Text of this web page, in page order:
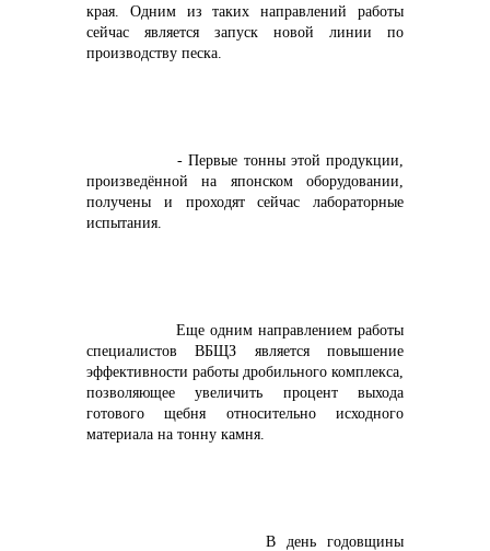
края. Одним из таких направлений работы
сейчас является запуск новой линии по
производству песка.
- Первые тонны этой продукции,
произведённой на японском оборудовании,
получены и проходят сейчас лабораторные
испытания.
Еще одним направлением работы
специалистов ВБЩЗ является повышение
эффективности работы дробильного комплекса,
позволяющее увеличить процент выхода
готового щебня относительно исходного
материала на тонну камня.
В день годовщины